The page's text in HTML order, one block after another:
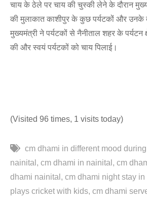
चाय के ठेले पर चाय की चुस्की लेने के दौरान
की मुलाकात काशीपुर के कुछ पर्यटकों और उनके
मुख्यमंत्री ने पर्यटकों से नैनीताल शहर के पर्यटन
की और स्वयं पर्यटकों को चाय पिलाई।
(Visited 96 times, 1 visits today)
cm dhami in different mood
nainital
cm dhami in nainital cm
dhami nainital
cm dhami night stay in
plays cricket with kids cm dhami